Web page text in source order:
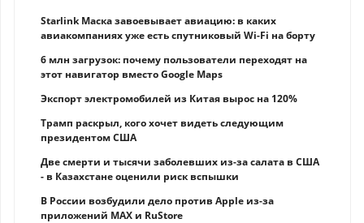
Starlink Маска завоевывает авиацию: в каких
авиакомпаниях уже есть спутниковый Wi-Fi на борту
6 млн загрузок: почему пользователи переходят на
этот навигатор вместо Google Maps
Экспорт электромобилей из Китая вырос на 120%
Трамп раскрыл, кого хочет видеть следующим
президентом США
Две смерти и тысячи заболевших из-за салата в США
- в Казахстане оценили риск вспышки
В России возбудили дело против Apple из-за
приложений MAX и RuStore